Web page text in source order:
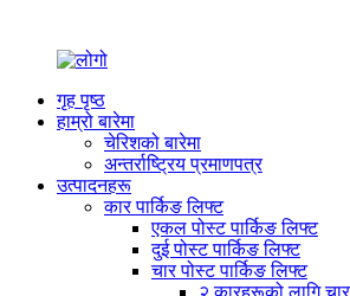
गृह पृष्ठ
हाम्रो बारेमा
चेरिशको बारेमा
अन्तर्राष्ट्रिय प्रमाणपत्र
उत्पादनहरू
कार पार्किङ लिफ्ट
एकल पोस्ट पार्किङ लिफ्ट
दुई पोस्ट पार्किङ लिफ्ट
चार पोस्ट पार्किङ लिफ्ट
२ कारहरूको लागि